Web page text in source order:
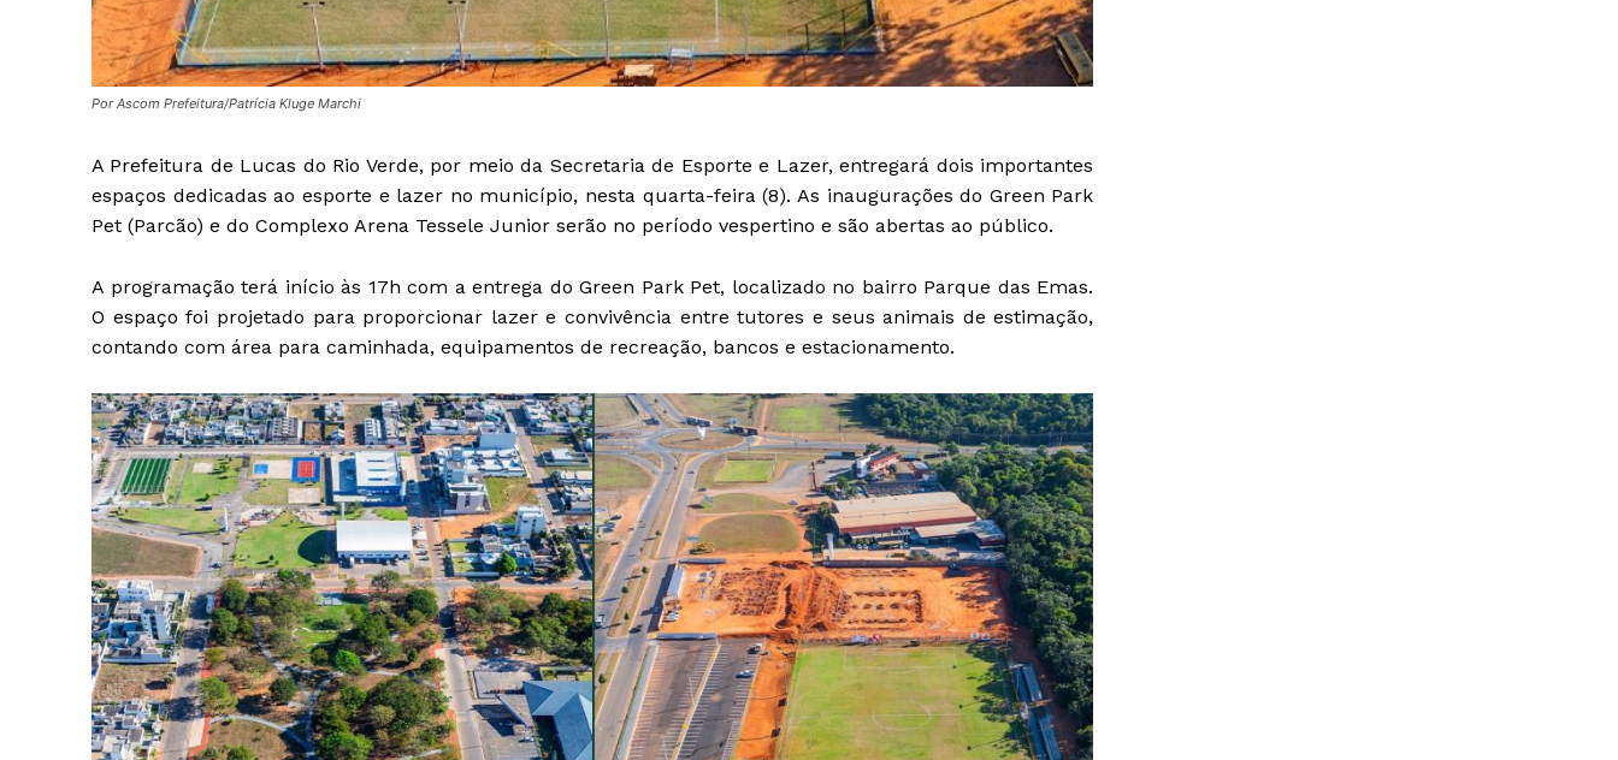
Por Ascom Prefeitura/Patrícia Kluge Marchi
A Prefeitura de Lucas do Rio Verde, por meio da Secretaria de Esporte e Lazer, entregará dois importantes
espaços dedicadas ao esporte e lazer no município, nesta quarta-feira (8). As inaugurações do Green Park
Pet (Parcão) e do Complexo Arena Tessele Junior serão no período vespertino e são abertas ao público.
A programação terá início às 17h com a entrega do Green Park Pet, localizado no bairro Parque das Emas.
O espaço foi projetado para proporcionar lazer e convivência entre tutores e seus animais de estimação,
contando com área para caminhada, equipamentos de recreação, bancos e estacionamento.